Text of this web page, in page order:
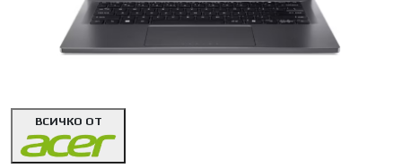
ВСИЧКО ОТ